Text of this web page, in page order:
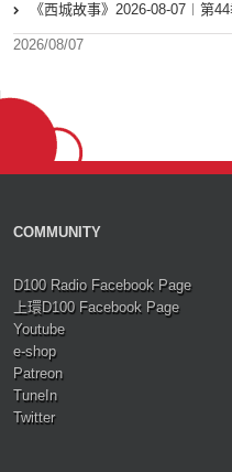
《西城故事》2026-08-07︱第
2026/08/07
COMMUNITY
D100 Radio Facebook Page
上環D100 Facebook Page
Youtube
e-shop
Patreon
TuneIn
Twitter